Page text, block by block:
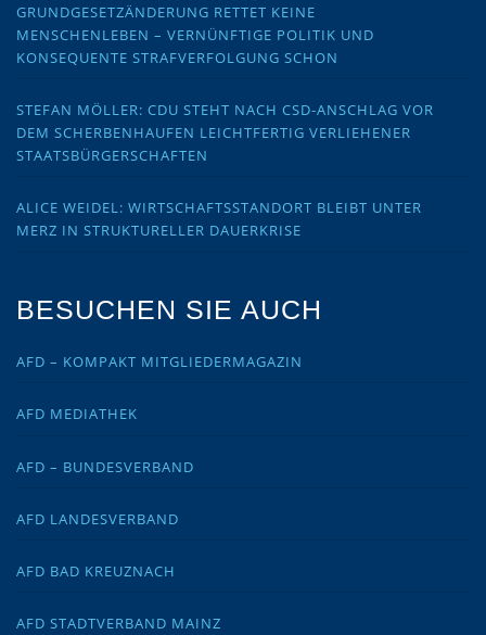
GRUNDGESETZÄNDERUNG RETTET KEINE
MENSCHENLEBEN – VERNÜNFTIGE POLITIK UND
KONSEQUENTE STRAFVERFOLGUNG SCHON
STEFAN MÖLLER: CDU STEHT NACH CSD-ANSCHLAG VOR
DEM SCHERBENHAUFEN LEICHTFERTIG VERLIEHENER
STAATSBÜRGERSCHAFTEN
ALICE WEIDEL: WIRTSCHAFTSSTANDORT BLEIBT UNTER
MERZ IN STRUKTURELLER DAUERKRISE
BESUCHEN SIE AUCH
AFD – KOMPAKT MITGLIEDERMAGAZIN
AFD MEDIATHEK
AFD – BUNDESVERBAND
AFD LANDESVERBAND
AFD BAD KREUZNACH
AFD STADTVERBAND MAINZ